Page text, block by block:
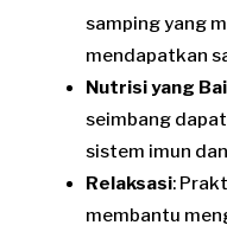
samping yang
mendapatkan
Nutrisi yang
seimbang
sistem imun
Relaksasi:
membantu